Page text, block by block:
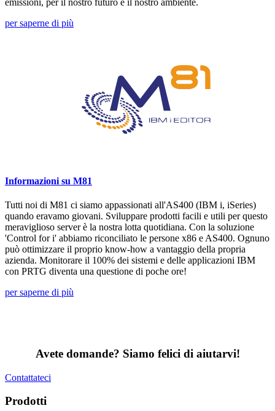
per saperne di più
Informazioni su M81
Tutti noi di M81 ci siamo appassionati all'AS400 (IBM i, iSeries)
quando eravamo giovani. Sviluppare prodotti facili e utili per questo
meraviglioso server è la nostra lotta quotidiana. Con la soluzione
'Control for i' abbiamo riconciliato le persone x86 e AS400. Ognuno
può ottimizzare il proprio know-how a vantaggio della propria
azienda. Monitorare il 100% dei sistemi e delle applicazioni IBM
con PRTG diventa una questione di poche ore!
per saperne di più
Avete domande? Siamo felici di aiutarvi!
Contattateci
Prodotti